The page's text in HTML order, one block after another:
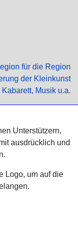
für die Region
der Kleinkunst
Musik u.a.
Unterstützern,
ausdrücklich und
Logo, um auf die